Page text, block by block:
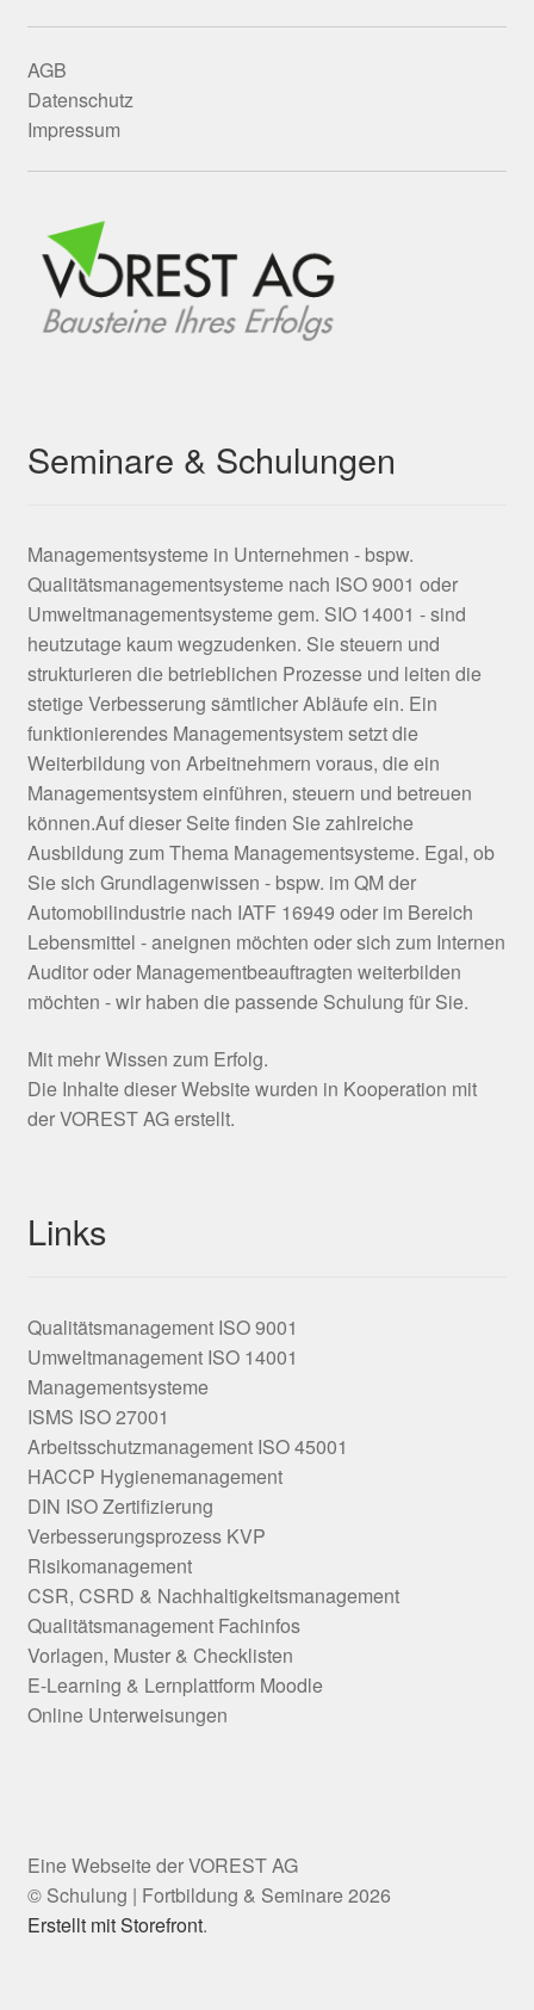
AGB
Datenschutz
Impressum
Seminare & Schulungen
Managementsysteme in Unternehmen - bspw.
Qualitätsmanagementsysteme nach ISO 9001 oder
Umweltmanagementsysteme gem. SIO 14001 - sind
heutzutage kaum wegzudenken. Sie steuern und
strukturieren die betrieblichen Prozesse und leiten die
stetige Verbesserung sämtlicher Abläufe ein. Ein
funktionierendes Managementsystem setzt die
Weiterbildung von Arbeitnehmern voraus, die ein
Managementsystem einführen, steuern und betreuen
können.Auf dieser Seite finden Sie zahlreiche
Ausbildung zum Thema Managementsysteme. Egal, ob
Sie sich Grundlagenwissen - bspw. im QM der
Automobilindustrie nach IATF 16949 oder im Bereich
Lebensmittel - aneignen möchten oder sich zum Internen
Auditor oder Managementbeauftragten weiterbilden
möchten - wir haben die passende Schulung für Sie.
Mit mehr Wissen zum Erfolg.
Die Inhalte dieser Website wurden in Kooperation mit
der VOREST AG erstellt.
Links
Qualitätsmanagement ISO 9001
Umweltmanagement ISO 14001
Managementsysteme
ISMS ISO 27001
Arbeitsschutzmanagement ISO 45001
HACCP Hygienemanagement
DIN ISO Zertifizierung
Verbesserungsprozess KVP
Risikomanagement
CSR, CSRD & Nachhaltigkeitsmanagement
Qualitätsmanagement Fachinfos
Vorlagen, Muster & Checklisten
E-Learning & Lernplattform Moodle
Online Unterweisungen
© Schulung | Fortbildung & Seminare 2026
Erstellt mit Storefront.